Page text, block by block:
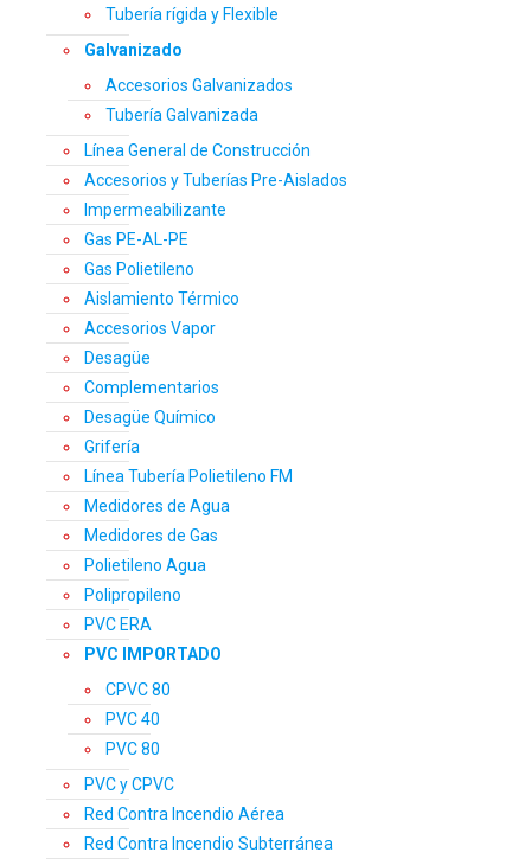
Tubería rígida y Flexible
Galvanizado
Accesorios Galvanizados
Tubería Galvanizada
Línea General de Construcción
Accesorios y Tuberías Pre-Aislados
Impermeabilizante
Gas PE-AL-PE
Gas Polietileno
Aislamiento Térmico
Accesorios Vapor
Desagüe
Complementarios
Desagüe Químico
Grifería
Línea Tubería Polietileno FM
Medidores de Agua
Medidores de Gas
Polietileno Agua
Polipropileno
PVC ERA
PVC IMPORTADO
CPVC 80
PVC 40
PVC 80
PVC y CPVC
Red Contra Incendio Aérea
Red Contra Incendio Subterránea